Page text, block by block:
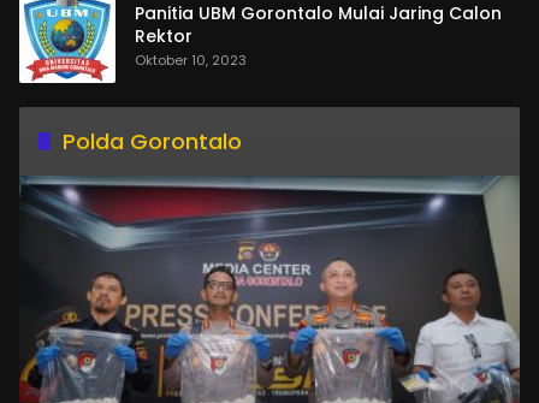
Panitia UBM Gorontalo Mulai Jaring Calon
Rektor
Oktober 10, 2023
Polda Gorontalo